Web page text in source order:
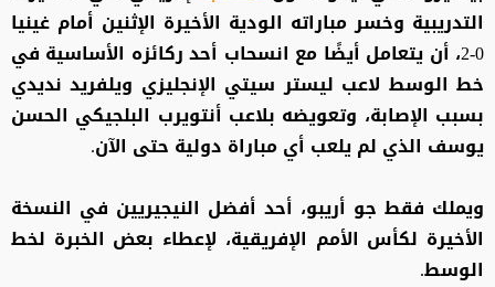
التدريبية وخسر مباراته الودية الأخيرة الإثنين أمام غينيا
0-2، أن يتعامل أيضًا مع انسحاب أحد ركائزه الأساسية في
خط الوسط لاعب ليستر سيتي الإنجليزي ويلفريد نديدي
بسبب الإصابة، وتعويضه بلاعب أنتويرب البلجيكي الحسن
يوسف الذي لم يلعب أي مباراة دولية حتى الآن.
ويملك فقط جو أريبو، أحد أفضل النيجيريين في النسخة
الأخيرة لكأس الأمم الإفريقية، لإعطاء بعض الخبرة لخط
الوسط.